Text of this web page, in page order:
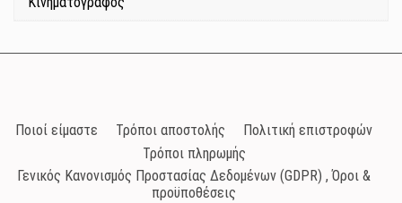
Ποιοί είμαστε Τρόποι αποστολής
Πολιτική επιστροφών
Τρόποι πληρωμής
Γενικός Κανονισμός Προστασίας Δεδομένων (GDPR) , Όροι &
προϋποθέσεις